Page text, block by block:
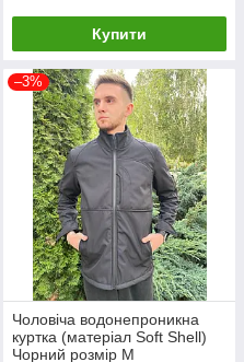
Купити
–3%
Чоловіча водонепроникна
куртка (матеріал Soft Shell)
Чорний розмір M